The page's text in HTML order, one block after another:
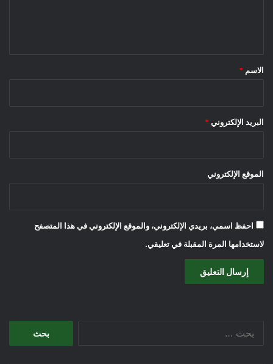
*
الاسم *
البريد الإلكتروني *
الموقع الإلكتروني
احفظ اسمي، بريدي الإلكتروني، والموقع الإلكتروني في هذا المتصفح
لاستخدامها المرة المقبلة في تعليقي.